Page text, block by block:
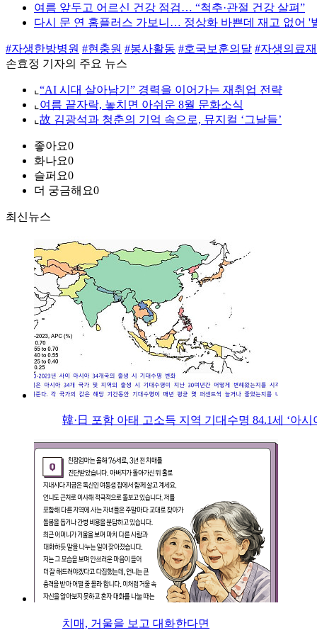
여름 앞두고 어르신 건강 점검… “척추·관절 건강 살펴”
다시 문 연 홈플러스 가보니… 정상화 바쁜데 재고 없어 '
#자생한방병원 #현충원 #봉사활동 #호국보훈의달 #자생의료
손효정 기자의 주요 뉴스
⌞ “AI 시대 살아남기” 경력을 이어가는 재취업 전략
⌞ 여름 끝자락, 놓치면 아쉬운 8월 문화소식
⌞ 故 김광석과 청춘의 기억 속으로, 뮤지컬 ‘그날들’
좋아요0
화나요0
슬퍼요0
더 궁금해요0
최신뉴스
韓·日 포함 아태 고소득 지역 기대수명 84.1세 ‘아시
치매, 거울을 보고 대화한다면